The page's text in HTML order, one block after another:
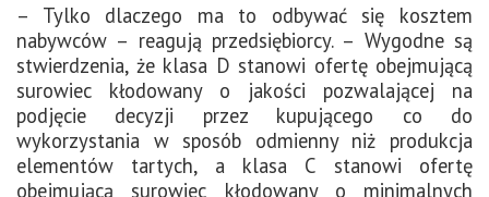
– Tylko dlaczego ma to odbywać się kosztem
nabywców – reagują przedsiębiorcy. – Wygodne są
stwierdzenia, że klasa D stanowi ofertę obejmującą
surowiec kłodowany o jakości pozwalającej na
podjęcie decyzji przez kupującego co do
wykorzystania w sposób odmienny niż produkcja
elementów tartych, a klasa C stanowi ofertę
obejmującą surowiec kłodowany o minimalnych